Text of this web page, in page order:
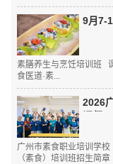
9月7-
素膳养生与烹饪培训班
食医道·素...
2026
广州市素食职业培训学校
（素食）培训班招生简章